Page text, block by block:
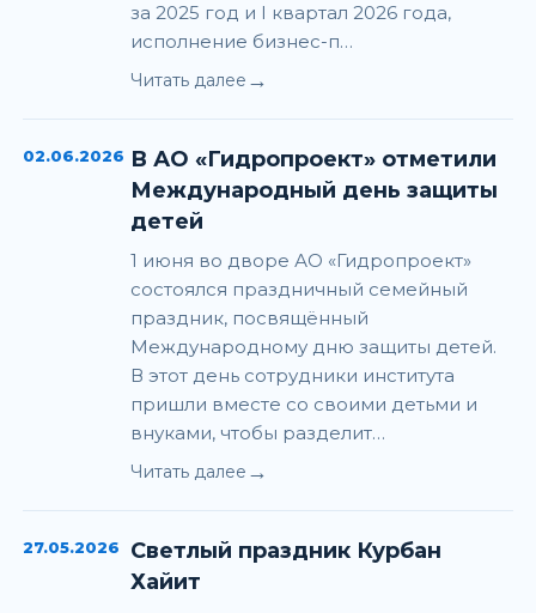
за 2025 год и I квартал 2026 года,
исполнение бизнес-п…
Читать далее →
02.06.2026 В АО «Гидропроект» отметили
Международный день защиты
детей
1 июня во дворе АО «Гидропроект»
состоялся праздничный семейный
праздник, посвящённый
Международному дню защиты детей.
В этот день сотрудники института
пришли вместе со своими детьми и
внуками, чтобы разделит…
Читать далее →
27.05.2026
Светлый праздник Курбан
Хайит